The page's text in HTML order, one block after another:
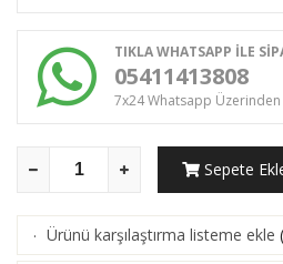
TIKLA WHATSAPP İLE
05411413808
7x24 Whatsapp
Sepete
· Ürünü karşılaştırma listeme ekle (